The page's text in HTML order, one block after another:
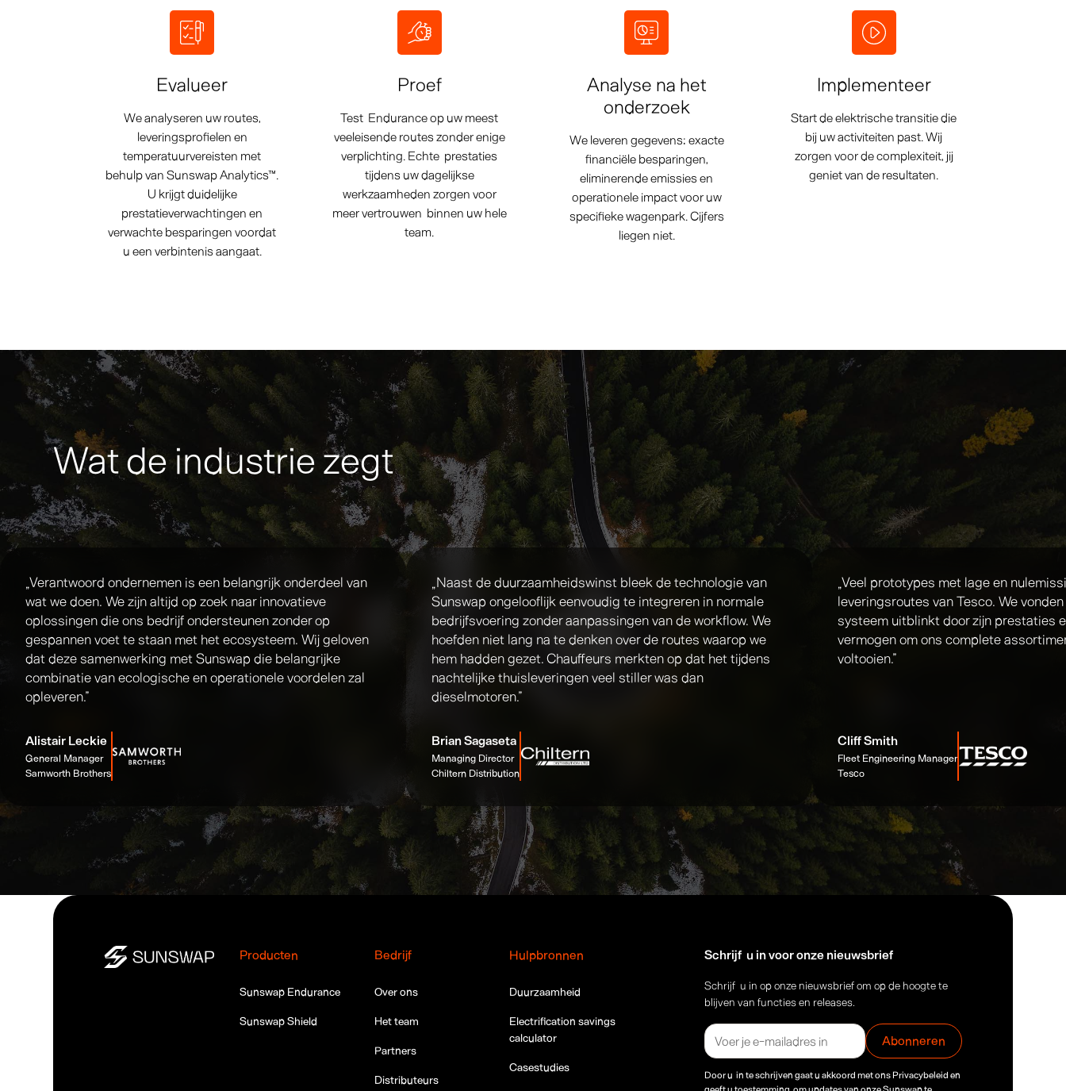
Evalueer
We analyseren uw routes,
leveringsprofielen en
temperatuurvereisten met
behulp van Sunswap Analytics™.
U krijgt duidelijke
prestatieverwachtingen en
verwachte besparingen voordat
u een verbintenis aangaat.
Proef
Test Endurance op uw meest
veeleisende routes zonder enige
verplichting. Echte prestaties
tijdens uw dagelijkse
werkzaamheden zorgen voor
meer vertrouwen binnen uw hele
team.
Analyse na het
onderzoek
We leveren gegevens: exacte
financiële besparingen,
eliminerende emissies en
operationele impact voor uw
specifieke wagenpark. Cijfers
liegen niet.
Implementeer
Start de elektrische transitie die
bij uw activiteiten past. Wij
zorgen voor de complexiteit, jij
geniet van de resultaten.
Wat de industrie zegt
„Verantwoord ondernemen is een belangrijk onderdeel van
wat we doen. We zijn altijd op zoek naar innovatieve
oplossingen die ons bedrijf ondersteunen zonder op
gespannen voet te staan met het ecosysteem. Wij geloven
dat deze samenwerking met Sunswap die belangrijke
combinatie van ecologische en operationele voordelen zal
opleveren.”
Alistair Leckie
General Manager
Samworth Brothers
„Naast de duurzaamheidswinst bleek de technologie van
Sunswap ongelooflijk eenvoudig te integreren in normale
bedrijfsvoering zonder aanpassingen van de workflow. We
hoefden niet lang na te denken over de routes waarop we
hem hadden gezet. Chauffeurs merkten op dat het tijdens
nachtelijke thuisleveringen veel stiller was dan
dieselmotoren.”
Brian Sagaseta
Managing Director
Chiltern Distribution
„Veel prototypes met lage en
leveringsroutes van Tesco. We
systeem uitblinkt door zijn prestaties
vermogen om ons complete
voltooien.”
Cliff Smith
Fleet Engineering Manager
Tesco
Producten
Sunswap Endurance
Sunswap Shield
Bedrijf
Over ons
Het team
Partners
Distributeurs
Hulpbronnen
Duurzaamheid
Electrification savings
calculator
Casestudies
Schrijf u in voor onze nieuwsbrief
Schrijf u in op onze nieuwsbrief om op de hoogte te
blijven van functies en releases.
Door u in te schrijven gaat u akkoord met ons Privacybeleiden